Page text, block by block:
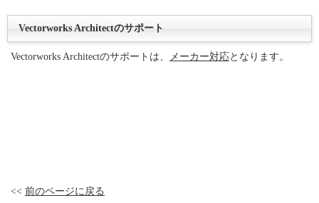
Vectorworks Architectのサポート
Vectorworks Architectのサポートは、 メーカー対応となります。
<< 前のページに戻る